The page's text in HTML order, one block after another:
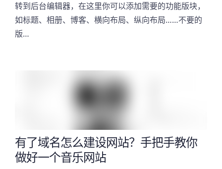
转到后台编辑器，在这里你可以添加需要的功能版块，
如标题、相册、博客、横向布局、纵向布局……不要的
版…
有了域名怎么建设网站？手把手教你
做好一个音乐网站